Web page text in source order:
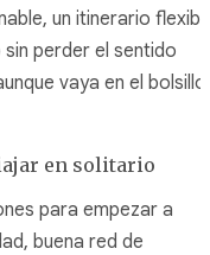
un itinerario
perder el sentido
vaya en el bolsillo
en solitario
para empezar a
buena red de